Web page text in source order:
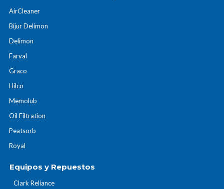
AirCleaner
Bijur Delimon
Delimon
Farval
Graco
Hilco
Memolub
Oil Filtration
Peatsorb
Royal
Equipos y Repuestos
Clark Reliance